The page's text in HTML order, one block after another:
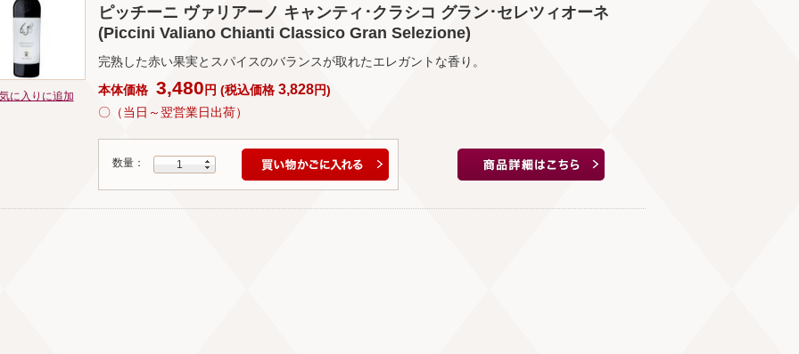
に入りに追加
ピッチーニ ヴァリアーノ キャンティ･クラシコ グラン･セレツィオーネ
(Piccini Valiano Chianti Classico Gran Selezione)
完熟した赤い果実とスパイスのバランスが取れたエレガントな香り。
本体価格 3,480円 (税込価格 3,828円)
〇（当日～翌営業日出荷）
数量： 1